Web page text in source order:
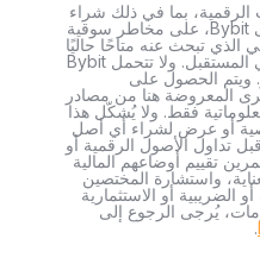
الرقمية، بما في ذلك شراء
وغيرها من الأصول الرقمية على Bybit، على مخاطر سوقية
الذي تبحث عنه متاحًا حاليًا
على Bybit، فقد يصبح متاحًا في المستقبل. ولا تتحمل Bybit
ويتم الحصول على
المعروضة هنا من مصادر
فقط. ولا يُشكّل هذا
أو عرض لشراء أي أصل
تداول الأصول الرقمية أو
تقييم أوضاعهم المالية
واستشارة المختصين
الضريبية أو الاستثمارية
يُرجى الرجوع إلى
.